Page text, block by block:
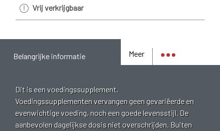
Vrij verkrijgbaar
Meer
Belangrijke informatie
Dit is een voedingssupplement.
Voedingssupplementen vervangen geen gevariëerde en
evenwichtige voeding, noch een goede levensstijl. De
aanbevolen dagelijkse dosis niet overschrijden. Buiten